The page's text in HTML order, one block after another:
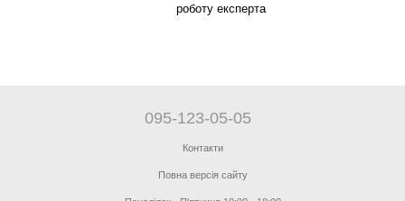
роботу експерта
095-123-05-05
Контакти
Повна версія сайту